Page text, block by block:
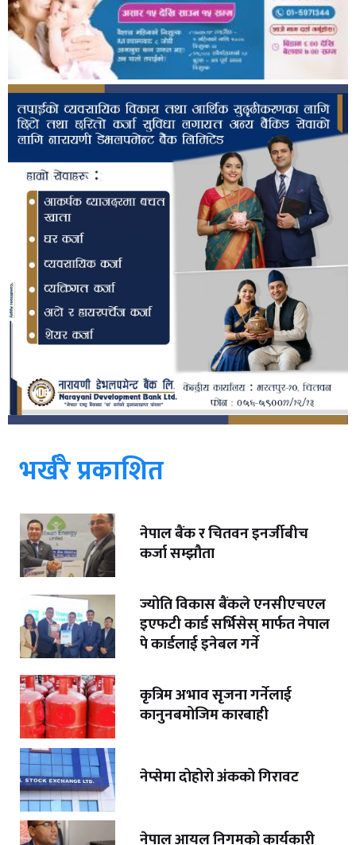
भर्खरै प्रकाशित
नेपाल बैंक र चितवन इनर्जीबीच
कर्जा सम्झौता
ज्योति विकास बैंकले एनसीएचएल
इएफटी कार्ड सर्भिसेस् मार्फत नेपाल
पे कार्डलाई इनेबल गर्ने
कृत्रिम अभाव सृजना गर्नेलाई
कानुनबमोजिम कारबाही
नेप्सेमा दोहोरो अंकको गिरावट
नेपाल आयल निगमको कार्यकारी